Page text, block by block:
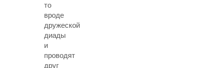
то
вроде
дружеской
диады
и
проводят
друг